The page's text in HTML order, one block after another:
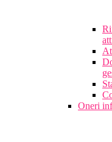
Oneri